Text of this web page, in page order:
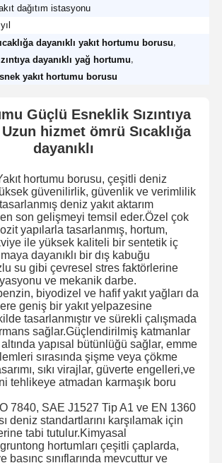
dağıtım istasyonu
dayanıklı yakıt hortumu borusu
dayanıklı yağ hortumu
yakıt hortumu borusu
Güçlü Esneklik Sızıntıya
Uzun hizmet ömrü Sıcaklığa
dayanıklı
hortumu borusu, çeşitli deniz
güvenilirlik, güvenlik ve verimlilik
deniz yakıt aktarım
son gelişmeyi temsil eder.Özel çok
yapılarla tasarlanmış, hortum,
ile yüksek kaliteli bir sentetik iç
dayanıklı bir dış kabuğu
su gibi çevresel stres faktörlerine
ve mekanik darbe.
biyodizel ve hafif yakıt yağları da
geniş bir yakıt yelpazesine
tasarlanmıştır ve sürekli çalışmada
sağlar.Güçlendirilmiş katmanlar
yapısal bütünlüğü sağlar, emme
sırasında şişme veya çökme
sıkı virajlar, güverte engelleri,ve
tehlikeye atmadan karmaşık boru
7840, SAE J1527 Tip A1 ve EN 1360
deniz standartlarını karşılamak için
tabi tutulur.Kimyasal
hortumları çeşitli çaplarda,
basınç sınıflarında mevcuttur ve